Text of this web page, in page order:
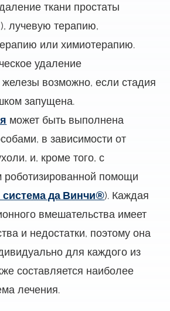
ткани простаты
лучевую терапию,
или химиотерапию.
удаление
железы возможно, если стадия
запущена.
может быть выполнена
в зависимости от
и, кроме того, с
роботизированной помощи
система да Винчи®). Каждая
вмешательства имеет
и недостатки, поэтому она
для каждого из
составляется наиболее
лечения.